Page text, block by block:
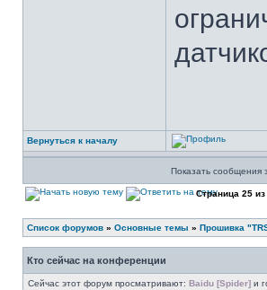
Вернуться к началу
Показать сообщения
Страница 25 из
Список форумов » Основные темы » Прошивка
Кто сейчас на конференции
Сейчас этот форум просматривают: Baidu [Spider] и